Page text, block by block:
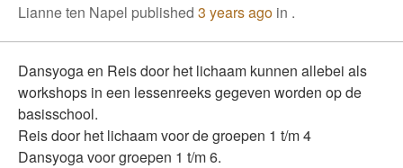
Lianne ten Napel published3 years ago in .
Dansyoga en Reis door het lichaam kunnen allebei als
workshops in een lessenreeks gegeven worden op de
basisschool.
Reis door het lichaam voor de groepen 1 t/m 4
Dansyoga voor groepen 1 t/m 6.